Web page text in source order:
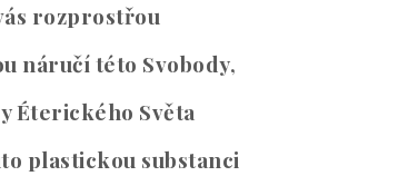
rozprostřou
náručí této Svobody,
Éterického Světa
plastickou substanci